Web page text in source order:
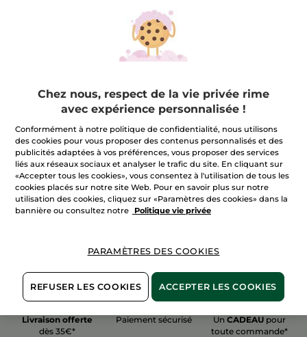
100%
actifs
végétaux
60 hectares de
champs biologiques
Voir plus
Livraison offerte
dès 35€*
Paiement sécurisé UnCADEAU pour
toute commande*
Chez nous, respect de la vie privée rime
avec expérience personnalisée !
Conformément à notre politique de confidentialité, nous utilisons
des cookies pour vous proposer des contenus personnalisés et des
publicités adaptées à vos préférences, vous proposer des services
liés aux réseaux sociaux et analyser le trafic du site. En cliquant sur
«Accepter tous les cookies», vous consentez à l'utilisation de tous les
cookies placés sur notre site Web. Pour en savoir plus sur notre
utilisation des cookies, cliquez sur «Paramètres des cookies» dans la
bannière ou consultez notre
Politique vie privée
PARAMÈTRES DES COOKIES
REFUSER LES COOKIES ACCEPTER LES COOKIES